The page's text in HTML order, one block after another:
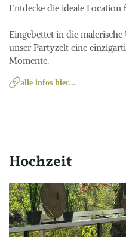
Entdecke die ideale Location
Eingebettet in die
unser Partyzelt eine
Momente.
alle infos hier...
Hochzeit